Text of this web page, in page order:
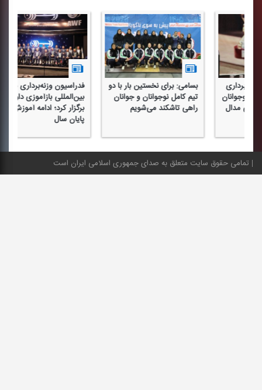
بار با دو
و جوانان
می‌شویم
فدراسیون وزنه‌برداری سمینار
بین‌المللی بازآموزی داوران را
برگزار كرد؛ ادامه آموزش‌ها تا
علی جباری هدایت تیم
وزنه‌برداری عمان را بر
گرفت
تمامی حقوق سایت متعلق به صدای جمهوری اسلامی ایران است